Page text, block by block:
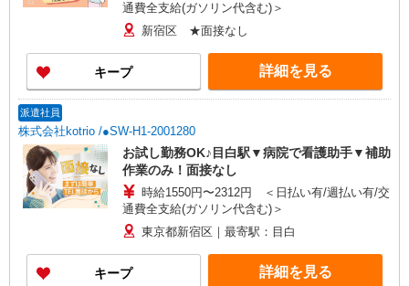
通費全支給(ガソリン代含む)＞
新宿区 ★面接なし
キープ 詳細を見る
派遣社員
株式会社kotrio /●SW-H1-2001280
お試し勤務OK♪目白駅▼病院で看護助手▼補助
作業のみ！面接なし
時給1550円〜2312円 ＜日払い有/週払い有/交
通費全支給(ガソリン代含む)＞
東京都新宿区｜最寄駅：目白
キープ 詳細を見る